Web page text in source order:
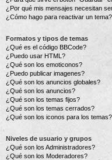
¿Por qué mis mensajes necesitan
¿Cómo hago para reactivar un tema?
Formatos y tipos de temas
¿Qué es el código BBCode?
¿Puedo usar HTML?
¿Qué son los emoticonos?
¿Puedo publicar imagenes?
¿Qué son los anuncios globales?
¿Qué son los anuncios?
¿Qué son los temas fijos?
¿Qué son los temas cerrados?
¿Qué son los iconos para los temas?
Niveles de usuario y grupos
¿Qué son los Administradores?
¿Qué son los Moderadores?